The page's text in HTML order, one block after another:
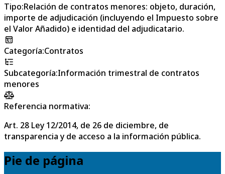
Tipo:Relación de contratos menores: objeto, duración,
importe de adjudicación (incluyendo el Impuesto sobre
el Valor Añadido) e identidad del adjudicatario.
Categoría:Contratos
Subcategoría:Información trimestral de contratos
menores
Referencia normativa:
Art. 28 Ley 12/2014, de 26 de diciembre, de
transparencia y de acceso a la información pública.
Pie de página